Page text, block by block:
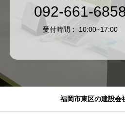
092-661-
​受付時間： 10:00~17:00
福岡市東区の建設会